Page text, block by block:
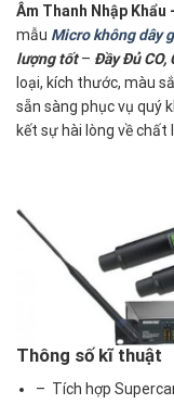
Âm Thanh Nhập Khẩu
mẫu Micro không dây
lượng tốt– Đầy Đủ CO,
loại, kích thước, màu
sẵn sàng phục vụ quý
kết sự hài lòng về chất
Thông số kĩ thuật
– Tích hợp